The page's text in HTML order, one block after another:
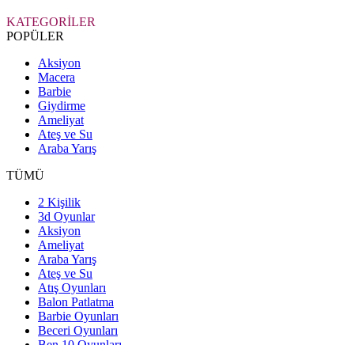
KATEGORİLER
POPÜLER
Aksiyon
Macera
Barbie
Giydirme
Ameliyat
Ateş ve Su
Araba Yarış
TÜMÜ
2 Kişilik
3d Oyunlar
Aksiyon
Ameliyat
Araba Yarış
Ateş ve Su
Atış Oyunları
Balon Patlatma
Barbie Oyunları
Beceri Oyunları